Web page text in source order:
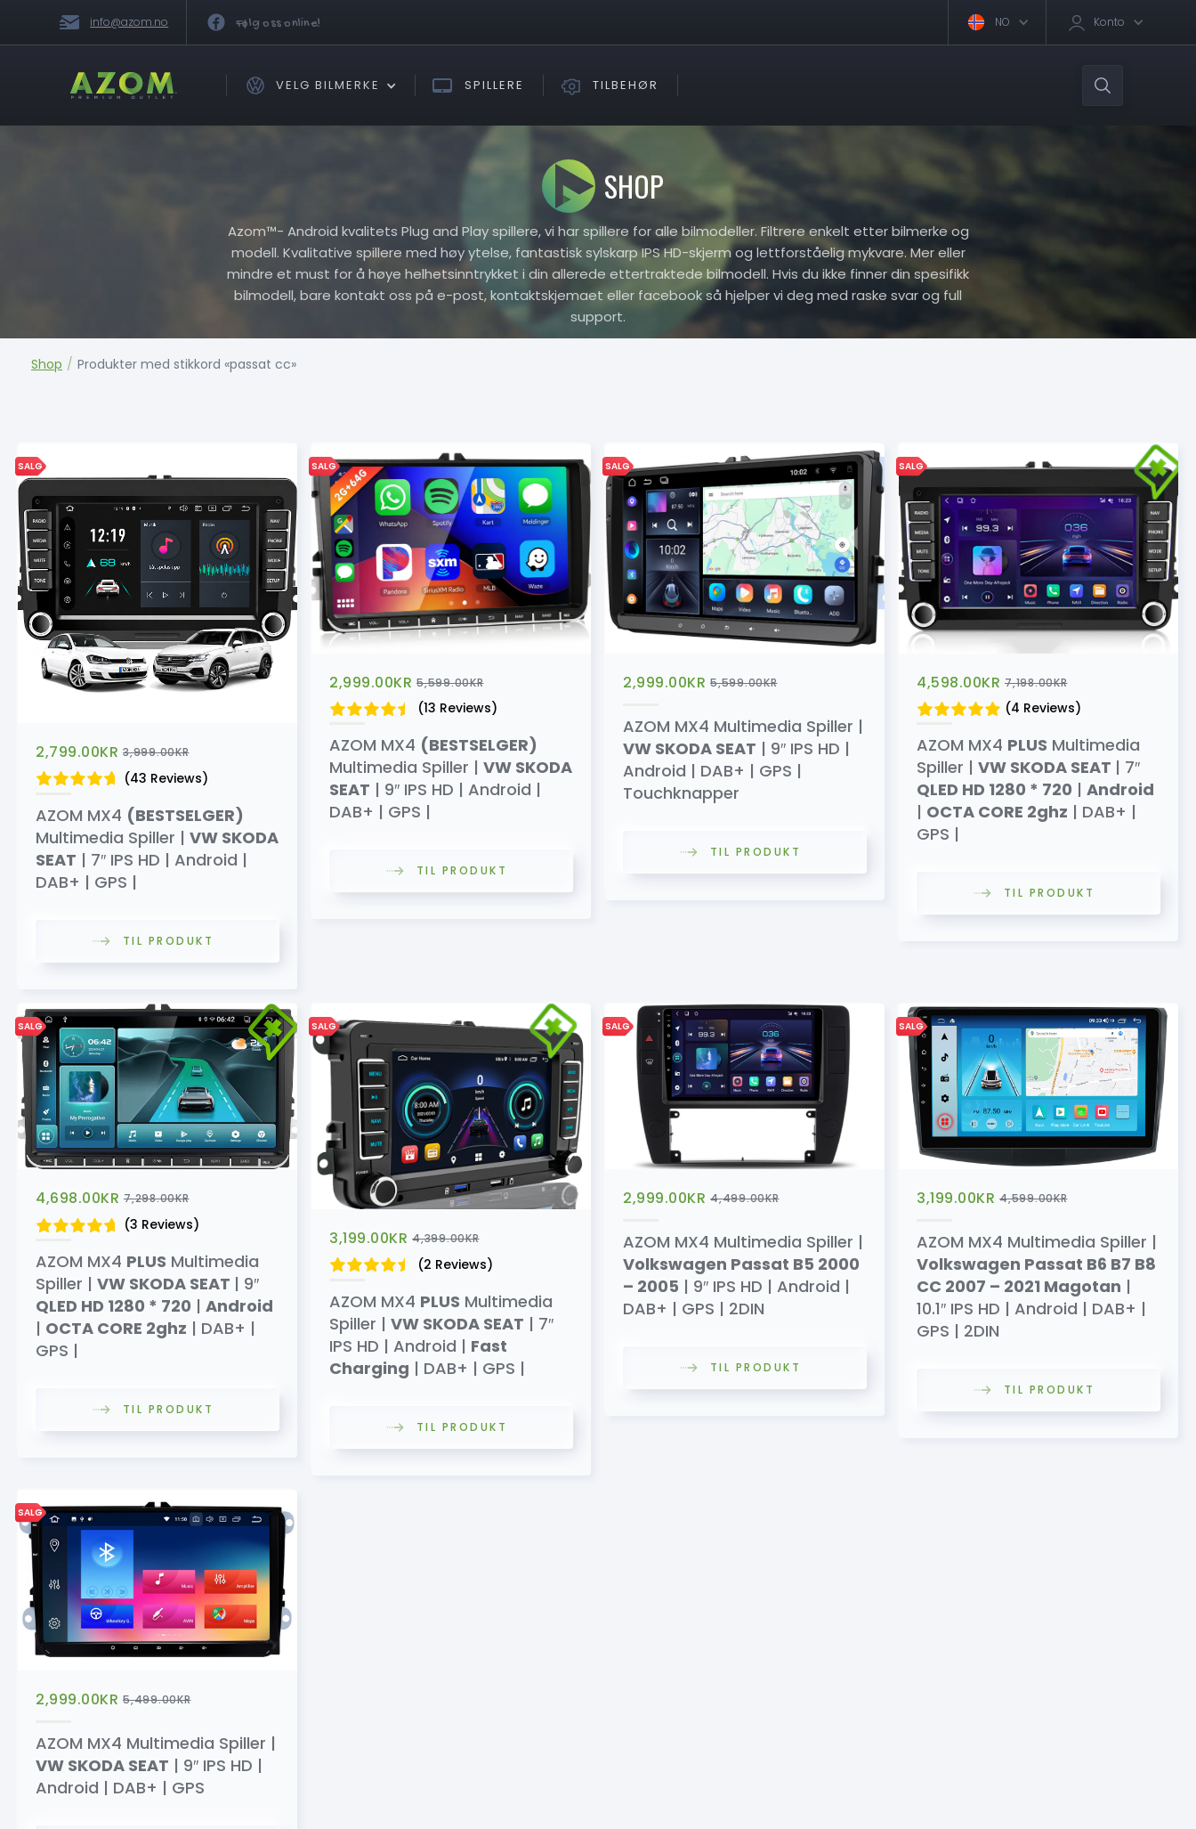
info@azom.no Følg oss online! NO Konto
VELG BILMERKE SPILLERE TILBEHØR
SHOP
Azom™- Android kvalitets Plug and Play spillere, vi har spillere for alle bilmodeller. Filtrere enkelt etter bilmerke og
modell. Kvalitative spillere med høy ytelse, fantastisk sylskarp IPS HD-skjerm og lettforståelig mykvare. Mer eller
mindre et must for å høye helhetsinntrykket i din allerede ettertraktede bilmodell. Hvis du ikke finner din spesifikk
bilmodell, bare kontakt oss på e-post, kontaktskjemaet eller facebook så hjelper vi deg med raske svar og full
support.
Shop / Produkter med stikkord «passat cc»
SALG
2,799.00KR 3,999.00KR
(43 Reviews)
AZOM MX4 (BESTSELGER)
Multimedia Spiller | VW SKODA
SEAT | 7″ IPS HD | Android |
DAB+ | GPS |
TIL PRODUKT
SALG
2,999.00KR 5,599.00KR
(13 Reviews)
AZOM MX4 (BESTSELGER)
Multimedia Spiller | VW SKODA
SEAT | 9″ IPS HD | Android |
DAB+ | GPS |
TIL PRODUKT
SALG
2,999.00KR 5,599.00KR
AZOM MX4 Multimedia Spiller |
VW SKODA SEAT | 9″ IPS HD |
Android | DAB+ | GPS |
Touchknapper
TIL PRODUKT
SALG
4,598.00KR 7,198.00KR
(4 Reviews)
AZOM MX4 PLUS Multimedia
Spiller | VW SKODA SEAT | 7″
QLED HD 1280 * 720 | Android
| OCTA CORE 2ghz | DAB+ |
GPS |
TIL PRODUKT
SALG
4,698.00KR 7,298.00KR
(3 Reviews)
AZOM MX4 PLUS Multimedia
Spiller | VW SKODA SEAT | 9″
QLED HD 1280 * 720 | Android
| OCTA CORE 2ghz | DAB+ |
GPS |
TIL PRODUKT
SALG
3,199.00KR 4,399.00KR
(2 Reviews)
AZOM MX4 PLUS Multimedia
Spiller | VW SKODA SEAT | 7″
IPS HD | Android | Fast
Charging | DAB+ | GPS |
TIL PRODUKT
SALG
2,999.00KR 4,499.00KR
AZOM MX4 Multimedia Spiller |
Volkswagen Passat B5 2000
– 2005 | 9″ IPS HD | Android |
DAB+ | GPS | 2DIN
TIL PRODUKT
SALG
3,199.00KR 4,599.00KR
AZOM MX4 Multimedia Spiller |
Volkswagen Passat B6 B7 B8
CC 2007 – 2021 Magotan |
10.1″ IPS HD | Android | DAB+ |
GPS | 2DIN
TIL PRODUKT
SALG
2,999.00KR 5,499.00KR
AZOM MX4 Multimedia Spiller |
VW SKODA SEAT | 9″ IPS HD |
Android | DAB+ | GPS